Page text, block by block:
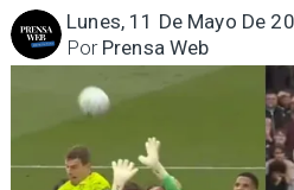
Lunes, 11 De Mayo De
Prensa Web
Por